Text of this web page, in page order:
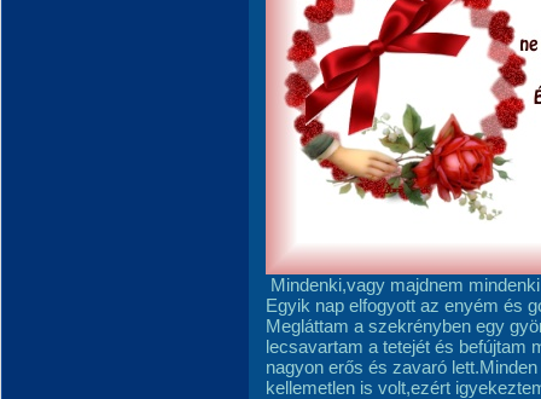
Mindenki,vagy majdnem
Egyik nap elfogyott az enyém és
Megláttam a szekrényben egy
lecsavartam a tetejét és befújtam
nagyon erős és zavaró
kellemetlen is volt,ezért